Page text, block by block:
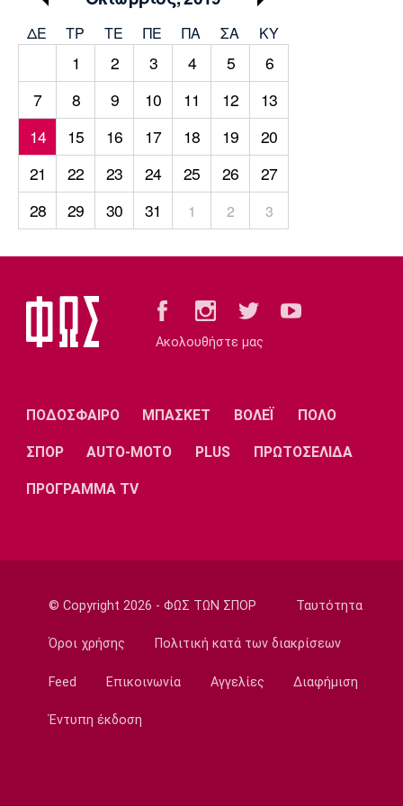
Πολιτισμός
Τραγούδια
Running
Media
Παρασκήνιο
Πρόγραμμα TV
Ιωνικός Κηφισιά Πανσερραϊκός
Μαδρίτης
Μαδρίτης
Μάντσεστερ
Γιουνάιτεντ
Τσέλσι Άρσεναλ
Λίβερπουλ
Μάντσεστερ
Σίτι
Γιουβέντους
Ντόρτμουντ
Ζερμέν
Μονακό
ΔΕ ΤΡ TΕ ΠΕ ΠΑ ΣΑ ΚΥ
1 2 3 4 5
6
7
8 9 10 11 12
13
14
15 16 17 18 19
20
21
22 23 24 25 26
27
28
29 30 31 1 2 3
Ακολουθήστε μας
ΠΟΔΟΣΦΑΙΡΟ ΜΠΑΣΚΕΤ ΒΟΛΕΪ ΠΟΛΟ
ΣΠΟΡ AUTO-MOTO PLUS ΠΡΩΤΟΣΕΛΙΔΑ
ΠΡΟΓΡΑΜΜΑ TV
© Copyright 2026 - ΦΩΣ ΤΩΝ ΣΠΟΡ Ταυτότητα
Όροι χρήσης Πολιτική κατά των διακρίσεων
Feed Επικοινωνία Αγγελίες Διαφήμιση
Έντυπη έκδοση